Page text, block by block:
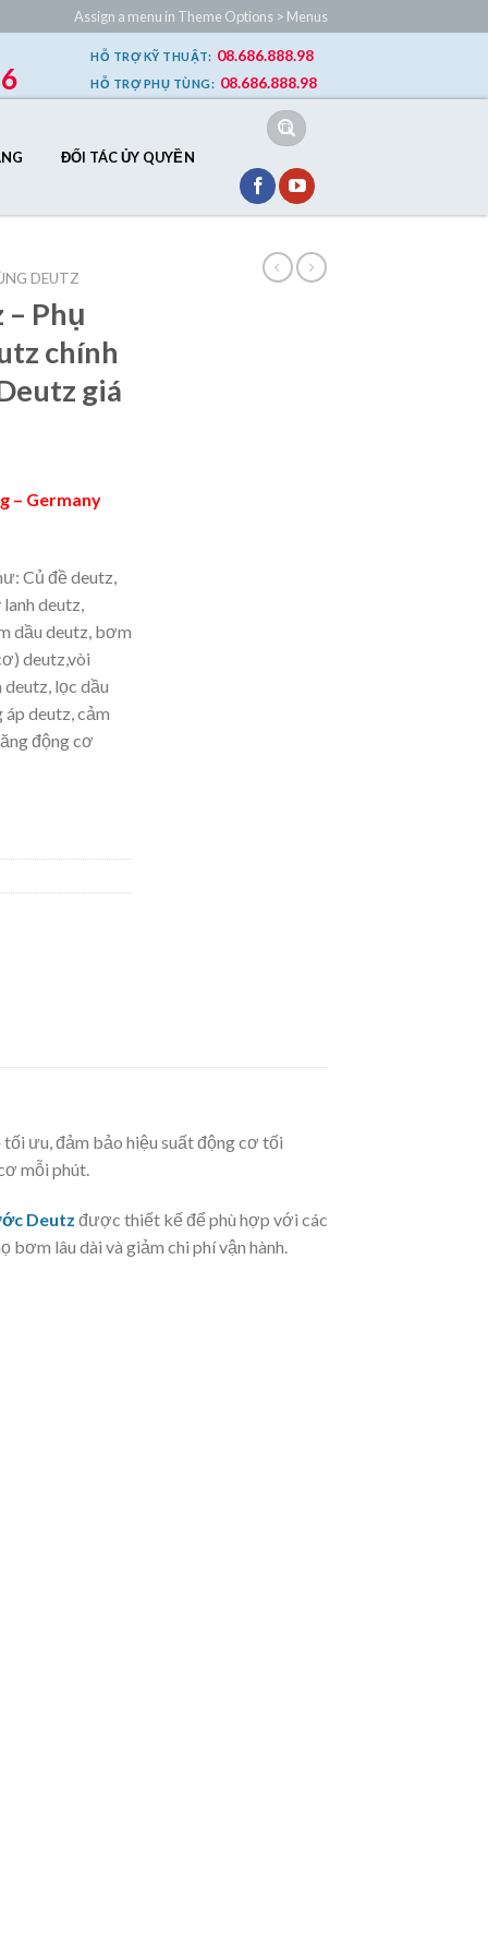
Assign a menu in Theme Options > Menus
HỖ TRỢKỸ THUẬT: 08.686.888.98
HỖ TRỢPHỤ TÙNG: 08.686.888.98
ĐỐI TÁC ỦY QUYỀN
Tìm
kiếm:
DEUTZ
Phụ
chính
giá
– Germany
Củ đề deutz,
deutz,
dầu deutz, bơm
deutz,vòi
deutz, lọc dầu
deutz, cảm
động cơ
ưu, đảm bảo hiệu suất động cơ tối
mỗi phút.
Deutz được thiết kế để phù hợp với các
lâu dài và giảm chi phí vận hành.